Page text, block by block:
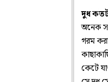
দুধ
অনেক
গরম
কেটে